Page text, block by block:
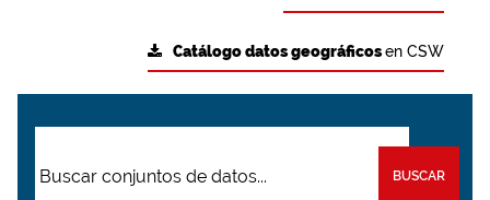
Catálogo datos geográficosen CSW
BUSCAR